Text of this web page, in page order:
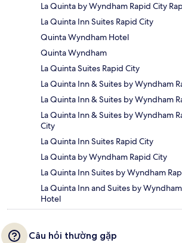
La Quinta by Wyndham Rapid City
La Quinta Inn Suites Rapid City
Quinta Wyndham Hotel
Quinta Wyndham
La Quinta Suites Rapid City
La Quinta Inn & Suites by Wyndham
La Quinta Inn & Suites by Wyndham
La Quinta Inn & Suites by Wyndham
City
La Quinta Inn Suites Rapid City
La Quinta by Wyndham Rapid City
La Quinta Inn Suites by Wyndham
La Quinta Inn and Suites by
Hotel
Câu hỏi thường gặp